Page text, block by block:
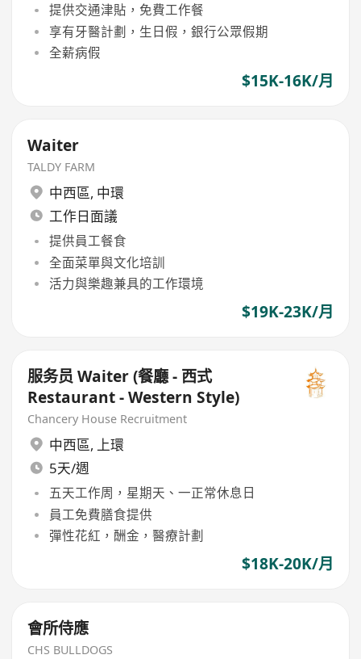
提供交通津貼，免費工作餐
享有牙醫計劃，生日假，銀行公眾假期
全薪病假
$15K-16K/月
Waiter
TALDY FARM
中西區, 中環
工作日面議
提供員工餐食
全面菜單與文化培訓
活力與樂趣兼具的工作環境
$19K-23K/月
服务员 Waiter (餐廳 - 西式
Restaurant - Western Style)
Chancery House Recruitment
中西區, 上環
5天/週
五天工作周，星期天、一正常休息日
員工免費膳食提供
彈性花紅，酬金，醫療計劃
$18K-20K/月
會所侍應
CHS BULLDOGS